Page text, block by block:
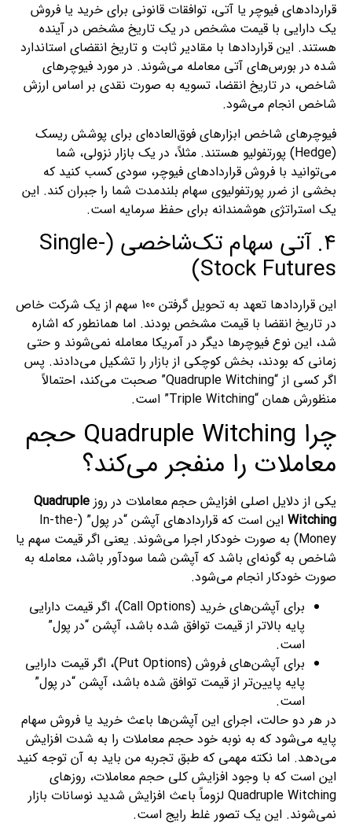
قراردادهای فیوچر یا آتی، توافقات قانونی برای خرید یا فروش
یک دارایی با قیمت مشخص در یک تاریخ مشخص در آینده
هستند. این قراردادها با مقادیر ثابت و تاریخ انقضای استاندارد
شده در بورس‌های آتی معامله می‌شوند. در مورد فیوچرهای
شاخص، در تاریخ انقضا، تسویه به صورت نقدی بر اساس ارزش
شاخص انجام می‌شود.
فیوچرهای شاخص ابزارهای فوق‌العاده‌ای برای پوشش ریسک
(Hedge) پورتفولیو هستند. مثلاً، در یک بازار نزولی، شما
می‌توانید با فروش قراردادهای فیوچر، سودی کسب کنید که
بخشی از ضرر پورتفولیوی سهام بلندمدت شما را جبران کند. این
یک استراتژی هوشمندانه برای حفظ سرمایه است.
۴. آتی سهام تک‌شاخصی (Single-
Stock Futures)
این قراردادها تعهد به تحویل گرفتن 100 سهم از یک شرکت خاص
در تاریخ انقضا با قیمت مشخص بودند. اما همانطور که اشاره
شد، این نوع فیوچرها دیگر در آمریکا معامله نمی‌شوند و حتی
زمانی که بودند، بخش کوچکی از بازار را تشکیل می‌دادند. پس
اگر کسی از “Quadruple Witching” صحبت می‌کند، احتمالاً
منظورش همان “Triple Witching” است.
چرا Quadruple Witching حجم
معاملات را منفجر می‌کند؟
یکی از دلایل اصلی افزایش حجم معاملات در روز Quadruple
Witching
این است که قراردادهای آپشن “در پول” (In-the-
Money) به صورت خودکار اجرا می‌شوند. یعنی اگر قیمت سهم یا
شاخص به گونه‌ای باشد که آپشن شما سودآور باشد، معامله به
صورت خودکار انجام می‌شود.
برای آپشن‌های خرید (Call Options)، اگر قیمت دارایی
پایه بالاتر از قیمت توافق شده باشد، آپشن “در پول”
است.
برای آپشن‌های فروش (Put Options)، اگر قیمت دارایی
پایه پایین‌تر از قیمت توافق شده باشد، آپشن “در پول”
است.
در هر دو حالت، اجرای این آپشن‌ها باعث خرید یا فروش سهام
پایه می‌شود که به نوبه خود حجم معاملات را به شدت افزایش
می‌دهد. اما نکته مهمی که طبق تجربه من باید به آن توجه کنید
این است که با وجود افزایش کلی حجم معاملات، روزهای
Quadruple Witching لزوماً باعث افزایش شدید نوسانات بازار
نمی‌شوند. این یک تصور غلط رایج است.